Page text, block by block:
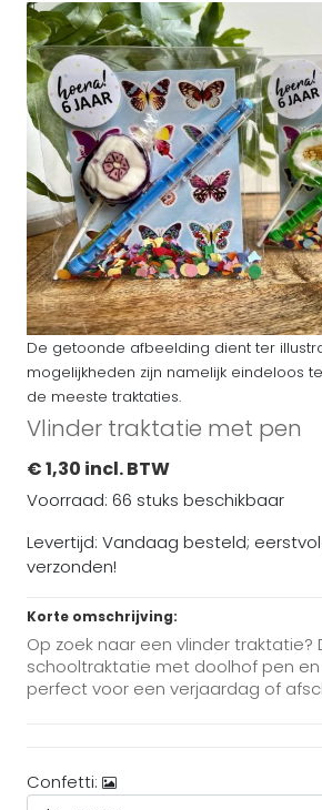
De getoonde afbeelding dient ter
mogelijkheden zijn namelijk eindeloos
de meeste traktaties.
Vlinder traktatie met pen
€ 1,30 incl. BTW
Voorraad: 66 stuks beschikbaar
Levertijd: Vandaag besteld;
verzonden!
Korte omschrijving:
Op zoek naar een vlinder traktatie?
schooltraktatie met doolhof pen en
perfect voor een verjaardag of
Confetti: